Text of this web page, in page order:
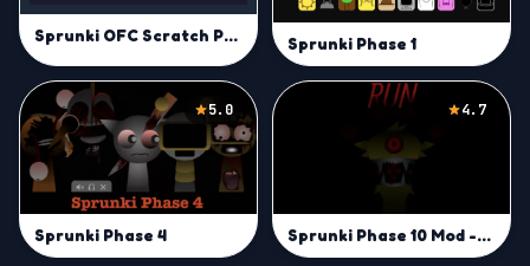
Sprunki OFC Scratch Port Sprunki Phase 1
5.0
Sprunki Phase 4
4.7
Sprunki Phase 10 Mod -Play on Sprunki Incredibox Game